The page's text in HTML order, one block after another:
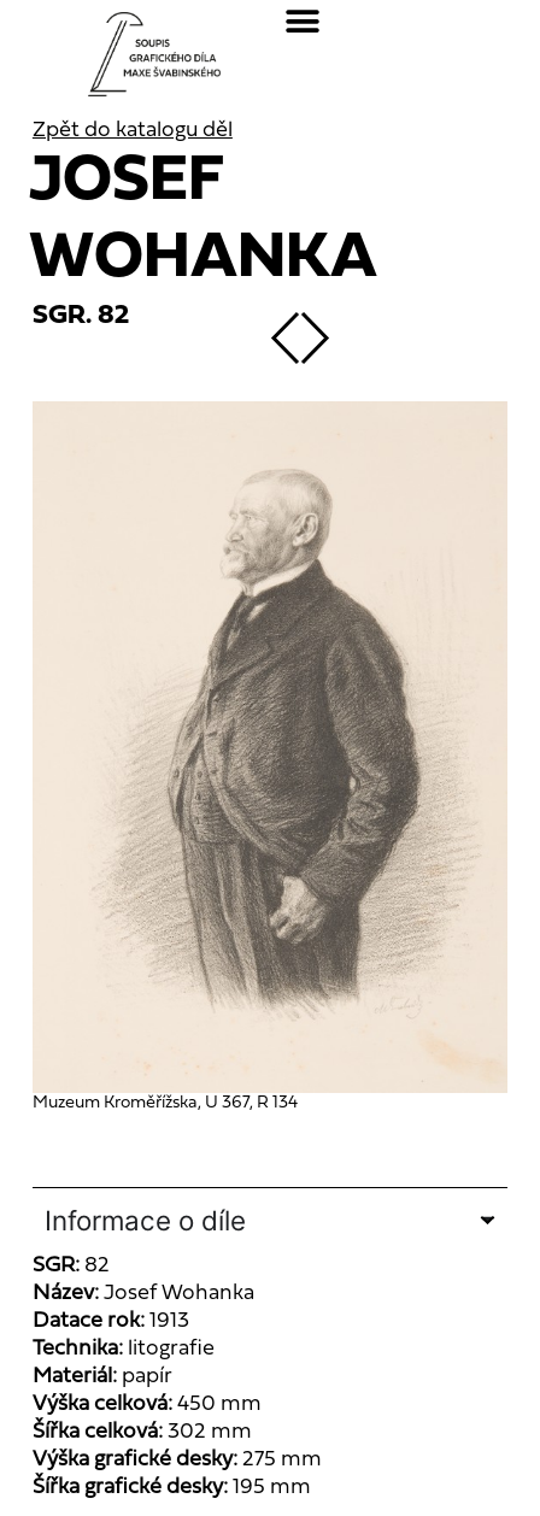
Zpět do katalogu děl
JOSEF
WOHANKA
SGR. 82
Muzeum Kroměřížska, U 367, R 134
Informace o díle
SGR: 82
Název: Josef Wohanka
Datace rok: 1913
Technika: litografie
Materiál: papír
Výška celková: 450 mm
Šířka celková: 302 mm
Výška grafické desky: 275 mm
Šířka grafické desky: 195 mm